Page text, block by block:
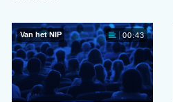
Van het NIP 00:43